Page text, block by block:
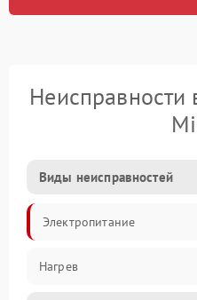
Неисправности
Виды неисправностей
Электропитание
Нагрев